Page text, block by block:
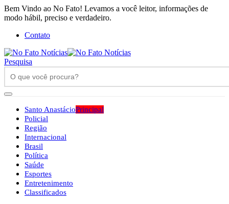
Bem Vindo ao No Fato! Levamos a você leitor, informações de
modo hábil, preciso e verdadeiro.
Contato
Pesquisa
Santo AnastácioPrincipal
Policial
Região
Internacional
Brasil
Política
Saúde
Esportes
Entretenimento
Classificados